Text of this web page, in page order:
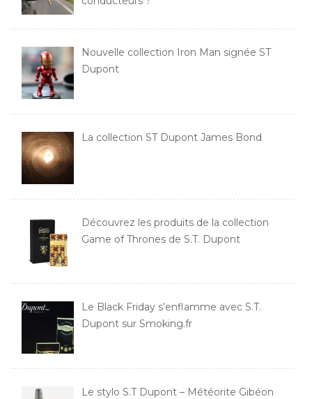
Nouvelle collection Iron Man signée ST
Dupont
La collection ST Dupont James Bond
Découvrez les produits de la collection
Game of Thrones de S.T. Dupont
Le Black Friday s’enflamme avec S.T.
Dupont sur Smoking.fr
Le stylo S.T Dupont – Météorite Gibéon